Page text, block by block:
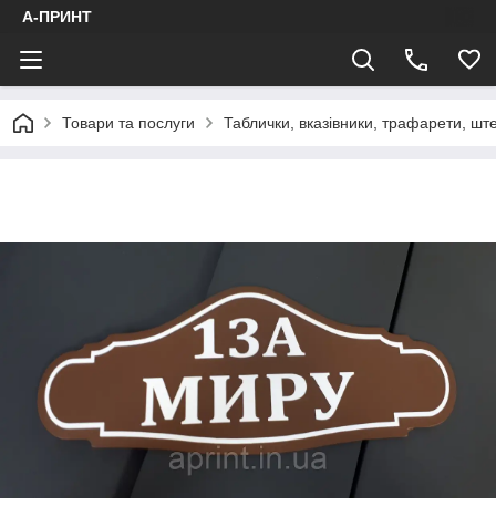
А-ПРИНТ
Товари та послуги Таблички, вказівники, трафарети,